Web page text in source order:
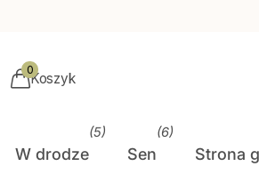
Koszyk
0
W drodze
(5)
Sen
(6)
Strona